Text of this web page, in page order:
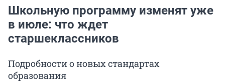
Школьную программу изменят уже
в июле: что ждет
старшеклассников
Подробности о новых стандартах
образования